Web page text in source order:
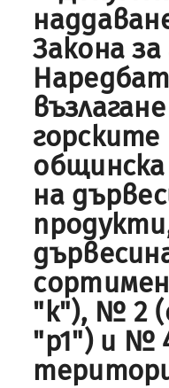
Закона
на
"к"), № 2
"р1") и №